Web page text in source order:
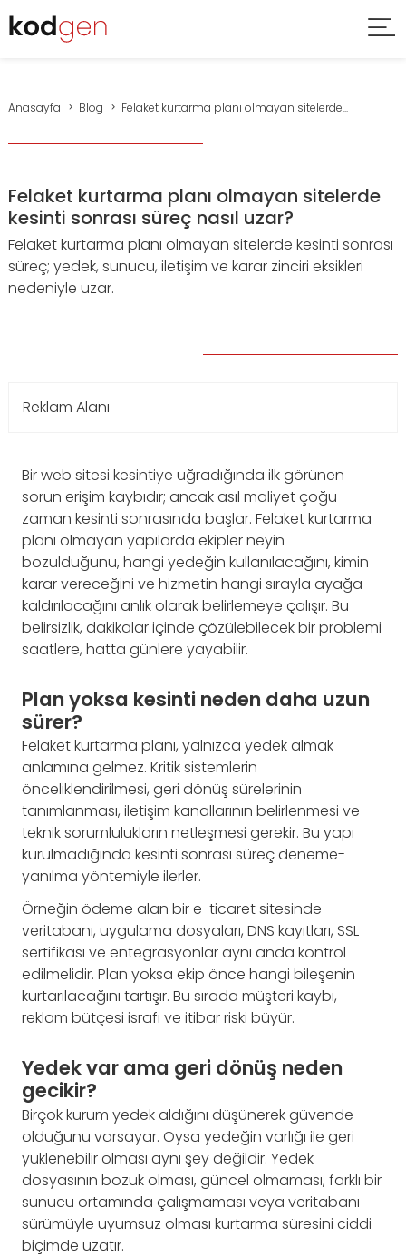
Anasayfa Blog Felaket kurtarma planı olmayan sitelerde...
Felaket kurtarma planı olmayan sitelerde
kesinti sonrası süreç nasıl uzar?
Felaket kurtarma planı olmayan sitelerde kesinti sonrası
süreç; yedek, sunucu, iletişim ve karar zinciri eksikleri
nedeniyle uzar.
Reklam Alanı
Bir web sitesi kesintiye uğradığında ilk görünen
sorun erişim kaybıdır; ancak asıl maliyet çoğu
zaman kesinti sonrasında başlar. Felaket kurtarma
planı olmayan yapılarda ekipler neyin
bozulduğunu, hangi yedeğin kullanılacağını, kimin
karar vereceğini ve hizmetin hangi sırayla ayağa
kaldırılacağını anlık olarak belirlemeye çalışır. Bu
belirsizlik, dakikalar içinde çözülebilecek bir problemi
saatlere, hatta günlere yayabilir.
Plan yoksa kesinti neden daha uzun
sürer?
Felaket kurtarma planı, yalnızca yedek almak
anlamına gelmez. Kritik sistemlerin
önceliklendirilmesi, geri dönüş sürelerinin
tanımlanması, iletişim kanallarının belirlenmesi ve
teknik sorumlulukların netleşmesi gerekir. Bu yapı
kurulmadığında kesinti sonrası süreç deneme-
yanılma yöntemiyle ilerler.
Örneğin ödeme alan bir e-ticaret sitesinde
veritabanı, uygulama dosyaları, DNS kayıtları, SSL
sertifikası ve entegrasyonlar aynı anda kontrol
edilmelidir. Plan yoksa ekip önce hangi bileşenin
kurtarılacağını tartışır. Bu sırada müşteri kaybı,
reklam bütçesi israfı ve itibar riski büyür.
Yedek var ama geri dönüş neden
gecikir?
Birçok kurum yedek aldığını düşünerek güvende
olduğunu varsayar. Oysa yedeğin varlığı ile geri
yüklenebilir olması aynı şey değildir. Yedek
dosyasının bozuk olması, güncel olmaması, farklı bir
sunucu ortamında çalışmaması veya veritabanı
sürümüyle uyumsuz olması kurtarma süresini ciddi
biçimde uzatır.